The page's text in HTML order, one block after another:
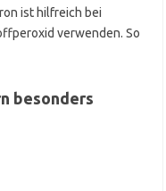
ist hilfreich bei
verwenden. So
besonders